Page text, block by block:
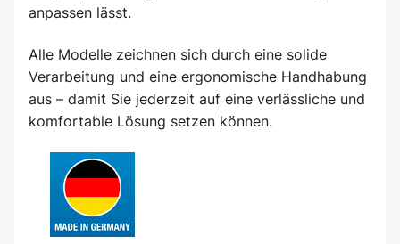
anpassen lässt.
Alle Modelle zeichnen sich durch eine solide
Verarbeitung und eine ergonomische Handhabung
aus – damit Sie jederzeit auf eine verlässliche und
komfortable Lösung setzen können.